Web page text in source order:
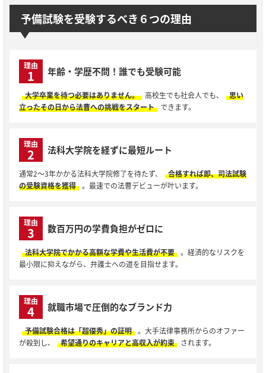
予備試験を受験するべき６つの理由
理由
1 年齢・学歴不問！誰でも受験可能
大学卒業を待つ必要はありません。 高校生でも社会人でも、
思い
立ったその日から法曹への挑戦をスタート
できます。
理由
2 法科大学院を経ずに最短ルート
通常2〜3年かかる法科大学院修了を待たず、
合格すれば即、司法試験
の受験資格を獲得 。最速での法曹デビューが叶います。
理由
3 数百万円の学費負担がゼロに
法科大学院でかかる高額な学費や生活費が不要 。経済的なリスクを
最小限に抑えながら、弁護士への道を目指せます。
理由
4 就職市場で圧倒的なブランド力
予備試験合格は「超優秀」の証明 。大手法律事務所からのオファー
が殺到し、
希望通りのキャリアと高収入が約束 されます。